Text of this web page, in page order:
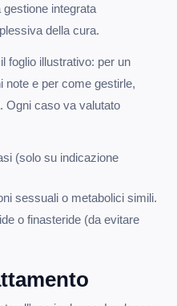
integrata
della cura.
foglio illustrativo: per un
note e per come gestirle,
Ogni caso va valutato
(solo su indicazione
sessuali o metabolici simili.
o finasteride (da evitare